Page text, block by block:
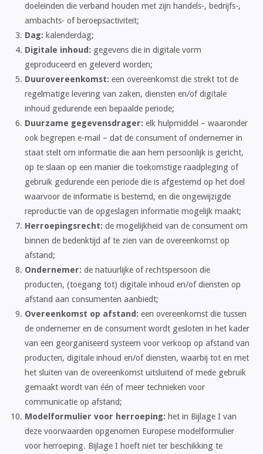
doeleinden die verband houden met zijn handels-, bedrijfs-,
ambachts- of beroepsactiviteit;
Dag: kalenderdag;
Digitale inhoud: gegevens die in digitale vorm
geproduceerd en geleverd worden;
Duurovereenkomst: een overeenkomst die strekt tot de
regelmatige levering van zaken, diensten en/of digitale
inhoud gedurende een bepaalde periode;
Duurzame gegevensdrager: elk hulpmiddel – waaronder
ook begrepen e-mail – dat de consument of ondernemer in
staat stelt om informatie die aan hem persoonlijk is gericht,
op te slaan op een manier die toekomstige raadpleging of
gebruik gedurende een periode die is afgestemd op het doel
waarvoor de informatie is bestemd, en die ongewijzigde
reproductie van de opgeslagen informatie mogelijk maakt;
Herroepingsrecht: de mogelijkheid van de consument om
binnen de bedenktijd af te zien van de overeenkomst op
afstand;
Ondernemer: de natuurlijke of rechtspersoon die
producten, (toegang tot) digitale inhoud en/of diensten op
afstand aan consumenten aanbiedt;
Overeenkomst op afstand: een overeenkomst die tussen
de ondernemer en de consument wordt gesloten in het kader
van een georganiseerd systeem voor verkoop op afstand van
producten, digitale inhoud en/of diensten, waarbij tot en met
het sluiten van de overeenkomst uitsluitend of mede gebruik
gemaakt wordt van één of meer technieken voor
communicatie op afstand;
Modelformulier voor herroeping: het in Bijlage I van
deze voorwaarden opgenomen Europese modelformulier
voor herroeping. Bijlage I hoeft niet ter beschikking te